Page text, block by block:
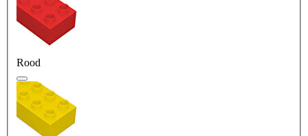
Rood